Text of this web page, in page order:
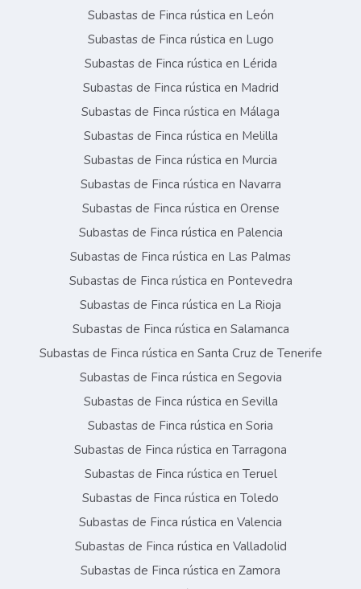
Subastas de Finca rústica en León
Subastas de Finca rústica en Lugo
Subastas de Finca rústica en Lérida
Subastas de Finca rústica en Madrid
Subastas de Finca rústica en Málaga
Subastas de Finca rústica en Melilla
Subastas de Finca rústica en Murcia
Subastas de Finca rústica en Navarra
Subastas de Finca rústica en Orense
Subastas de Finca rústica en Palencia
Subastas de Finca rústica en Las Palmas
Subastas de Finca rústica en Pontevedra
Subastas de Finca rústica en La Rioja
Subastas de Finca rústica en Salamanca
Subastas de Finca rústica en Santa Cruz de Tenerife
Subastas de Finca rústica en Segovia
Subastas de Finca rústica en Sevilla
Subastas de Finca rústica en Soria
Subastas de Finca rústica en Tarragona
Subastas de Finca rústica en Teruel
Subastas de Finca rústica en Toledo
Subastas de Finca rústica en Valencia
Subastas de Finca rústica en Valladolid
Subastas de Finca rústica en Zamora